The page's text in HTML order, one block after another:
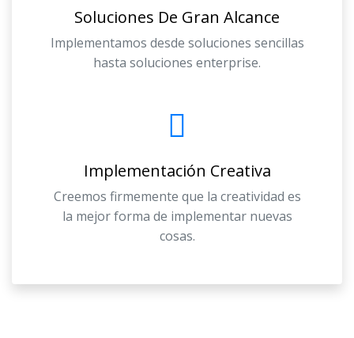
Soluciones De Gran Alcance
Implementamos desde soluciones sencillas
hasta soluciones enterprise.
Implementación Creativa
Creemos firmemente que la creatividad es
la mejor forma de implementar nuevas
cosas.